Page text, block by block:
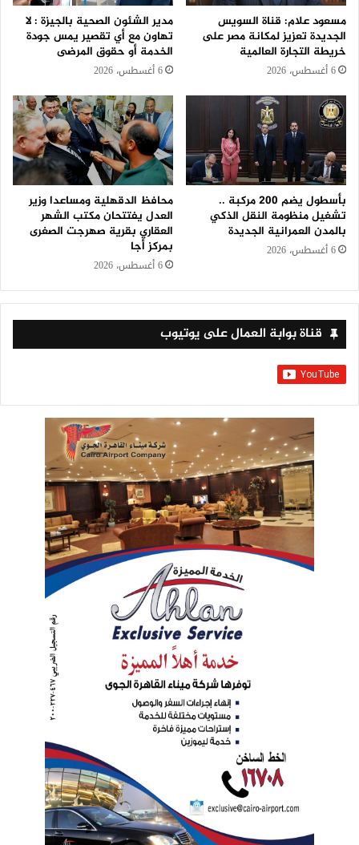
مسعود علام: قناة السويس
الجديدة تعزيز لمكانة مصر على
خريطة التجارة العالمية
6 أغسطس، 2026
مدير الشئون الصحية بالجيزة : لا
تهاون مع أي تقصير يمس جودة
الخدمة أو حقوق المرضى
6 أغسطس، 2026
بأسطول يضم 200 مركبة ..
تشغيل منظومة النقل الذكي
بالمدن العمرانية الجديدة
6 أغسطس، 2026
محافظ الدقهلية ومساعدا وزير
العدل يفتتحان مكتب الشهر
العقاري بقرية صهرجت الصغرى
بمركز أجا
6 أغسطس، 2026
قناة بوابة العمال على يوتيوب